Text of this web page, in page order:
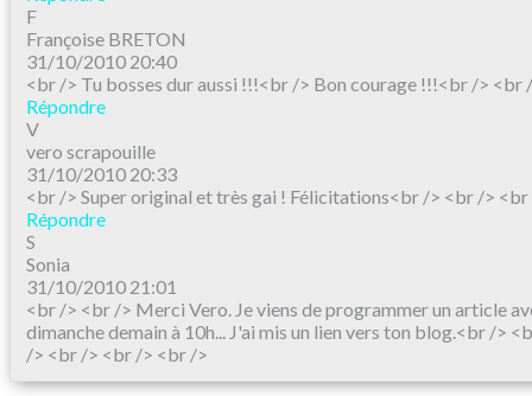
F
Françoise BRETON
31/10/2010 20:40
<br /> Tu bosses dur aussi !!!<br /> Bon courage !!!<br /> <br
Répondre
V
vero scrapouille
31/10/2010 20:33
<br /> Super original et très gai ! Félicitations<br /> <br />
Répondre
S
Sonia
31/10/2010 21:01
<br /> <br /> Merci Vero. Je viens de programmer un article
dimanche demain à 10h... J'ai mis un lien vers ton blog.<br />
/> <br /> <br /> <br />